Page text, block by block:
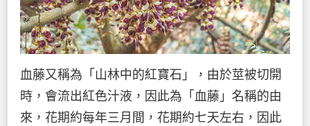
血藤又稱為「山林中的紅寶石」，由於莖被切開
時，會流出紅色汁液，因此為「血藤」名稱的由
來，花期約每年三月間，花期約七天左右，因此